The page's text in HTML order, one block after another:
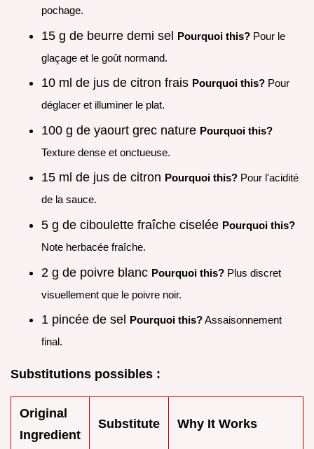
pochage.
15 g de beurre demi sel Pourquoi this? Pour le
glaçage et le goût normand.
10 ml de jus de citron frais Pourquoi this? Pour
déglacer et illuminer le plat.
100 g de yaourt grec nature Pourquoi this?
Texture dense et onctueuse.
15 ml de jus de citron Pourquoi this? Pour l'acidité
de la sauce.
5 g de ciboulette fraîche ciselée Pourquoi this?
Note herbacée fraîche.
2 g de poivre blanc Pourquoi this? Plus discret
visuellement que le poivre noir.
1 pincée de sel Pourquoi this?Assaisonnement
final.
Substitutions possibles :
Original
Ingredient
Substitute Why It Works